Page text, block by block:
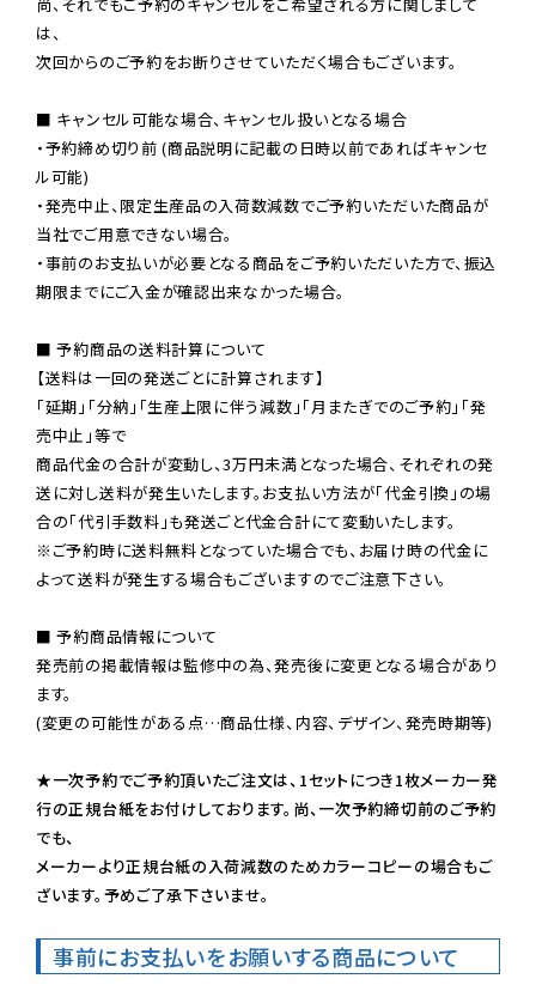
は、
次回からのご予約をお断りさせていただく場合もございます。
■ キャンセル可能な場合、キャンセル扱いとなる場合
・予約締め切り前 (商品説明に記載の日時以前であればキャンセ
ル可能)
・発売中止、限定生産品の入荷数減数でご予約いただいた商品が
当社でご用意できない場合。
・事前のお支払いが必要となる商品をご予約いただいた方で、振込
期限までにご入金が確認出来なかった場合。
■ 予約商品の送料計算について
【送料は一回の発送ごとに計算されます】
「延期」「分納」「生産上限に伴う減数」「月またぎでのご予約」「発
売中止」等で
商品代金の合計が変動し、3万円未満となった場合、それぞれの発
送に対し送料が発生いたします。お支払い方法が「代金引換」の場
※ご予約時に送料無料となっていた場合でも、お届け時の代金に
よって送料が発生する場合もございますのでご注意下さい。
■ 予約商品情報について
発売前の掲載情報は監修中の為、発売後に変更となる場合があり
ます。
(変更の可能性がある点…商品仕様、内容、デザイン、発売時期等)
★一次予約でご予約頂いたご注文は、1セットにつき1枚メーカー発
行の正規台紙をお付けしております。尚、一次予約締切前のご予約
でも、
メーカーより正規台紙の入荷減数のためカラーコピーの場合もご
ざいます。予めご了承下さいませ。
事前にお支払いをお願いする商品について